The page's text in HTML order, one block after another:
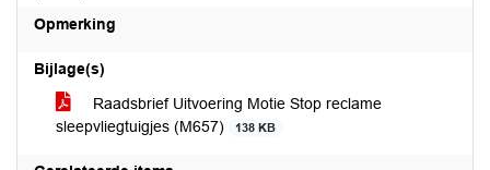
Opmerking
Bijlage(s)
Raadsbrief Uitvoering Motie Stop reclame
sleepvliegtuigjes (M657)
138 KB